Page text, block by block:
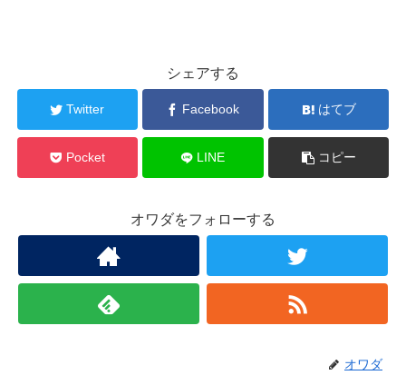
シェアする
Twitter Facebook はてブ
Pocket LINE コピー
オワダをフォローする
オワダ